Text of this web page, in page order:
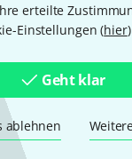
erteilte
Einstellungen (hier
Geht klar
ablehnen
Garantie
Garantie